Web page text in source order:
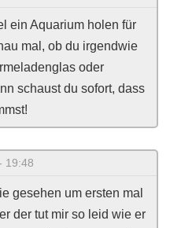
ein Aquarium holen für
mal, ob du irgendwie
oder
schaust du sofort, dass
19:48
gesehen um ersten mal
der tut mir so leid wie er